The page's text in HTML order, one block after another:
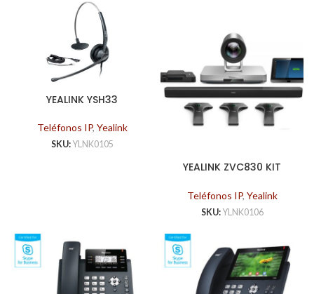
YEALINK YSH33
ANCHA PARA TELÉFONOS
IP
Teléfonos IP, Yealink
SKU: YLNK0105
YEALINK ZVC830 KIT
Teléfonos IP, Yealink
SKU: YLNK0106